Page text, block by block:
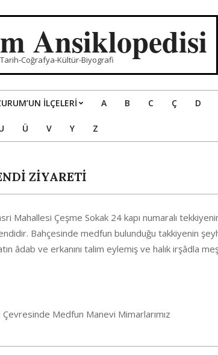
Ansiklopedisi
Tarih-Coğrafya-Kültür-Biyografi
İLÇELERİ A B C Ç D
Ü V Y Z
ZİYARETİ
Mahallesi Çeşme Sokak 24 kapı numaralı
Bahçesinde medfun bulunduğu takkiyenin
âdab ve erkanını talim eylemiş ve halık irşâdla
Medfun Manevi Mimarlarımız